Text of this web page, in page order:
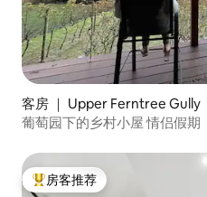
客房 ｜ Upper Ferntree Gully
葡萄园下的乡村小屋 情侣假期
热门「房客推荐」
房客推荐